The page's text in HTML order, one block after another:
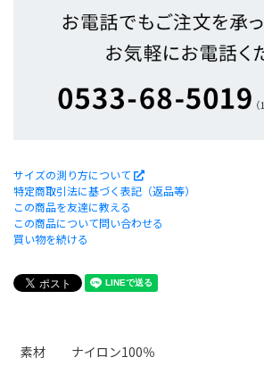
サイズの測り方について
特定商取引法に基づく表記（返品等）
この商品を友達に教える
この商品について問い合わせる
買い物を続ける
素材 ナイロン100％